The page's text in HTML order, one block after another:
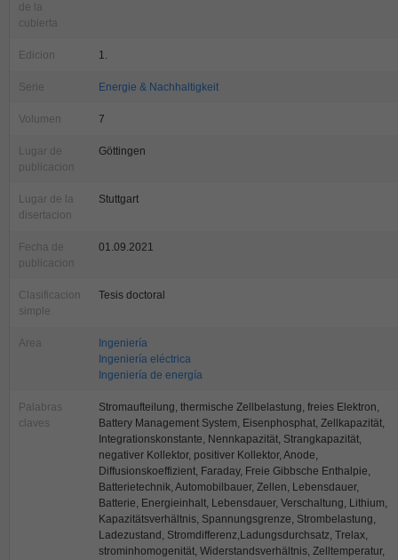
de la
cubierta
Edicion 1.
Serie Energie & Nachhaltigkeit
Volumen 7
Lugar de
publicacion
Göttingen
Lugar de la
disertacion
Stuttgart
Fecha de
publicacion
01.09.2021
Clasificacion
simple
Tesis doctoral
Area
Ingeniería
Ingeniería eléctrica
Ingeniería de energía
Palabras
claves
Stromaufteilung, thermische Zellbelastung, freies Elektron,
Battery Management System, Eisenphosphat, Zellkapazität,
Integrationskonstante, Nennkapazität, Strangkapazität,
negativer Kollektor, positiver Kollektor, Anode,
Diffusionskoeffizient, Faraday, Freie Gibbsche Enthalpie,
Batterietechnik, Automobilbauer, Zellen, Lebensdauer,
Batterie, Energieinhalt, Lebensdauer, Verschaltung, Lithium,
Kapazitätsverhältnis, Spannungsgrenze, Strombelastung,
Ladezustand, Stromdifferenz,Ladungsdurchsatz, Trelax,
strominhomogenität, Widerstandsverhältnis, Zelltemperatur,